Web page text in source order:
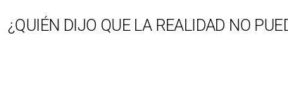
¿QUIÉN DIJO QUE LA REALIDAD NO